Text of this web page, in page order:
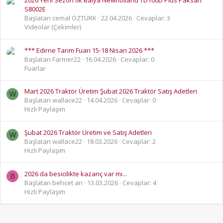
S8002E
Başlatan cemal ÖZTÜRK 22.04.2026 Cevaplar: 3
Videolar (Çekimler)
*** Edirne Tarım Fuarı 15-18 Nisan 2026 ***
Başlatan Farmer22
16.04.2026 Cevaplar: 0
Fuarlar
W
Mart 2026 Traktör Üretim Şubat 2026 Traktör Satış Adetleri
Başlatan wallace22
14.04.2026 Cevaplar: 0
Hızlı Paylaşım
W
Şubat 2026 Traktör Üretim ve Satış Adetleri
Başlatan wallace22
18.03.2026 Cevaplar: 2
Hızlı Paylaşım
B
2026 da besicilikte kazanç var mı...
Başlatan behcet arı
13.03.2026 Cevaplar: 4
Hızlı Paylaşım